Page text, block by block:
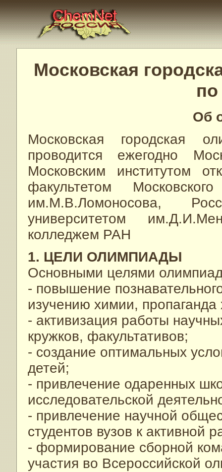
Московская
Об
Московская городская
проводится ежегодно
Московским институтом
факультетом
им.М.В.Ломоносова,
университетом
колледжем РАН
1. ЦЕЛИ ОЛИМПИАДЫ
Основными целями
- повышение
изучению химии, пропаганда
- активизация работы
кружков, факультативов;
- создание оптимальных
детей;
- привлечение одаренных
исследовательской
- привлечение научной
студентов вузов к активной
- формирование сборной
участия во Всероссийской